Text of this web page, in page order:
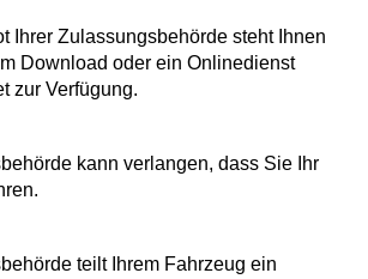
Ihrer Zulassungsbehörde steht Ihnen
Download oder ein Onlinedienst
zur Verfügung.
kann verlangen, dass Sie Ihr
teilt Ihrem Fahrzeug ein